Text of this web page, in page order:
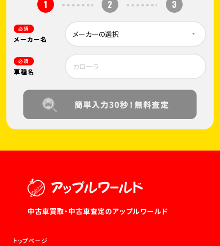
1 2 3
必須
メーカー名
必須
車種名
中古車買取・中古車査定のアップルワールド
トップページ